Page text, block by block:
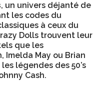
, un univers déjanté de
les codes du
à ceux du
Dolls trouvent leur
que les
Imelda May ou Brian
légendes des 50’s
Cash.